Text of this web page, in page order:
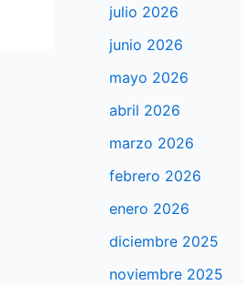
julio 2026
junio 2026
mayo 2026
abril 2026
marzo 2026
febrero 2026
enero 2026
diciembre 2025
noviembre 2025